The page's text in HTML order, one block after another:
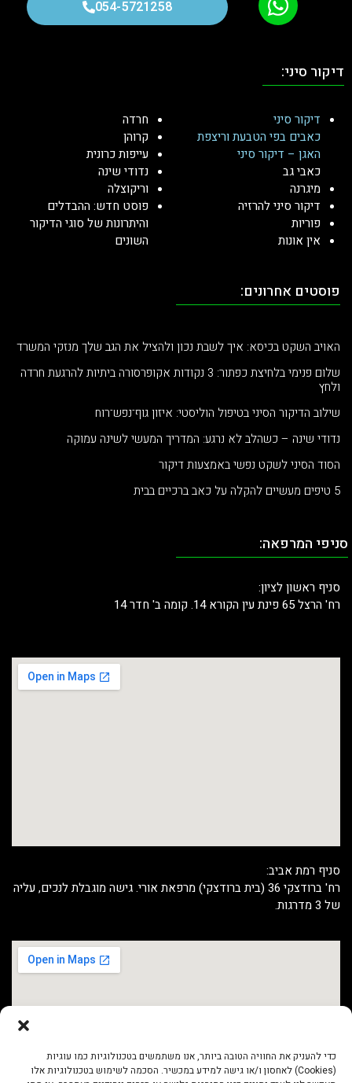
כדי להעניק את החוויה הטובה ביותר, אנו משתמשים בטכנולוגיות כמו עוגיות
(Cookies) לאחסון ו/או גישה למידע במכשיר. הסכמה לשימוש בטכנולוגיות אלו
054-5721258
דיקור סיני:
דיקור סיני
כאבים בפי הטבעת וריצפת
האגן – דיקור סיני
כאבי גב
מיגרנה
דיקור סיני להרזיה
פוריות
אין אונות
חרדה
קרוהן
עייפות כרונית
נדודי שינה
וריקוצלה
פוסט חדש: ההבדלים
והיתרונות של סוגי הדיקור
השונים
פוסטים אחרונים:
האויב השקט בכיסא: איך לשבת נכון ולהציל את הגב שלך מנזקי המשרד
שלום פנימי בלחיצת כפתור: 3 נקודות אקופרסורה ביתיות להרגעת חרדה
ולחץ
שילוב הדיקור הסיני בטיפול הוליסטי: איזון גוף־נפש־רוח
נדודי שינה – כשהלב לא נרגע: המדריך המעשי לשינה עמוקה
הסוד הסיני לשקט נפשי באמצעות דיקור
5 טיפים מעשיים להקלה על כאב ברכיים בבית
סניפי המרפאה:
סניף ראשון לציון:
רח' הרצל 65 פינת עין הקורא 14. קומה ב' חדר 14
סניף רמת אביב:
רח' ברודצקי 36 (בית ברודצקי) מרפאת אורי. גישה מוגבלת לנכים, עליה
של 3 מדרגות.